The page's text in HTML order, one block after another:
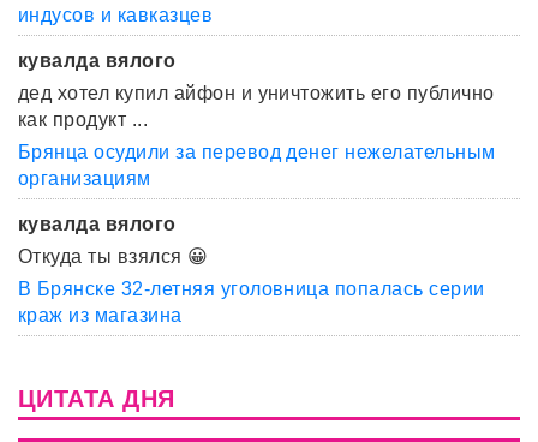
индусов и кавказцев
кувалда вялого
дед хотел купил айфон и уничтожить его публично
как продукт ...
Брянца осудили за перевод денег нежелательным
организациям
кувалда вялого
Откуда ты взялся 😀
В Брянске 32-летняя уголовница попалась серии
краж из магазина
ЦИТАТА ДНЯ